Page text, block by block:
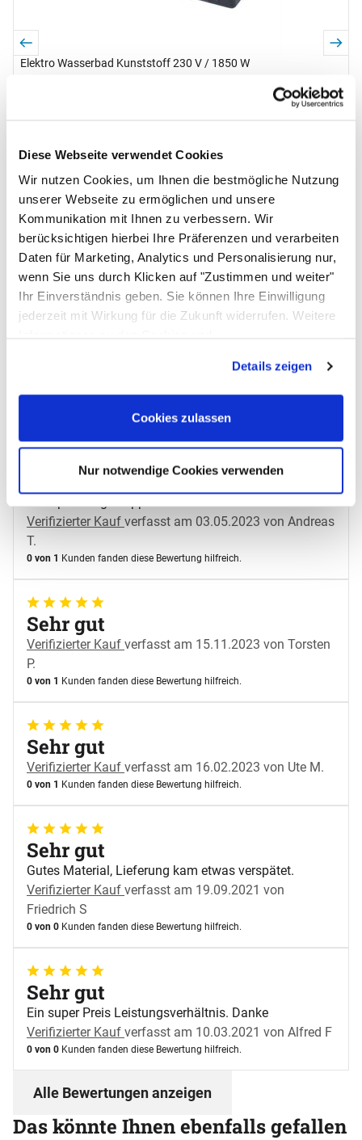
Diese Webseite verwendet Cookies
Wir nutzen Cookies, um Ihnen die bestmögliche Nutzung
unserer Webseite zu ermöglichen und unsere
Kommunikation mit Ihnen zu verbessern. Wir
berücksichtigen hierbei Ihre Präferenzen und verarbeiten
Daten für Marketing, Analytics und Personalisierung nur,
wenn Sie uns durch Klicken auf "Zustimmen und weiter"
Ihr Einverständnis geben. Sie können Ihre Einwilligung
jederzeit mit Wirkung für die Zukunft widerrufen. Weitere
Details zeigen
Cookies zulassen
Nur notwendige Cookies verwenden
Elektro Wasserbad Kunststoff 230 V / 1850 W
In den Warenkorb
Zum Merkzettel
Bewertungen - das sagen unsere
Kunden
Bewertung: 5 von 5 (48 Bewertungen)
48 Bewertungen
(48)
Schreiben Sie jetzt Ihre persönliche Erfahrung mit
Einloggen und Bewertung schreiben
Sehr gut
Verifizierter Kauf verfasst am 03.05.2023 von Andreas
T.
0 von 1 Kunden fanden diese Bewertung hilfreich.
5 von 5
Sehr gut
Verifizierter Kauf verfasst am 15.11.2023 von Torsten
P.
0 von 1 Kunden fanden diese Bewertung hilfreich.
5 von 5
Sehr gut
Verifizierter Kauf verfasst am 16.02.2023 von Ute M.
0 von 1 Kunden fanden diese Bewertung hilfreich.
5 von 5
Sehr gut
Gutes Material, Lieferung kam etwas verspätet.
Verifizierter Kauf verfasst am 19.09.2021 von
Friedrich S
0 von 0 Kunden fanden diese Bewertung hilfreich.
5 von 5
Sehr gut
Ein super Preis Leistungsverhältnis. Danke
Verifizierter Kauf verfasst am 10.03.2021 von Alfred F
0 von 0 Kunden fanden diese Bewertung hilfreich.
Alle Bewertungen anzeigen
Das könnte Ihnen ebenfalls gefallen